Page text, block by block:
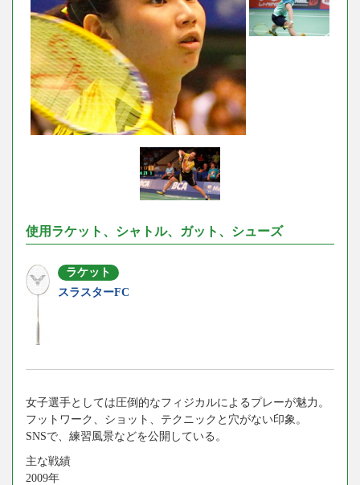
使用ラケット、シャトル、ガット、シューズ
ラケット
スラスターFC
女子選手としては圧倒的なフィジカルによるプレーが魅力。
フットワーク、ショット、テクニックと穴がない印象。
SNSで、練習風景などを公開している。
主な戦績
2009年